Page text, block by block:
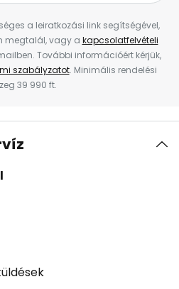
a leiratkozási link segítségével,
megtalál, vagy a kapcsolatfelvételi
További információért kérjük,
szabályzatot. Minimális rendelési
39 990 ft.